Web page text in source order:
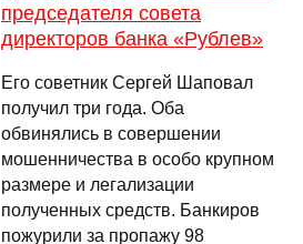
председателя совета
директоров банка «Рублев»
Его советник Сергей Шаповал
получил три года. Оба
обвинялись в совершении
мошенничества в особо крупном
размере и легализации
полученных средств. Банкиров
пожурили за пропажу 98